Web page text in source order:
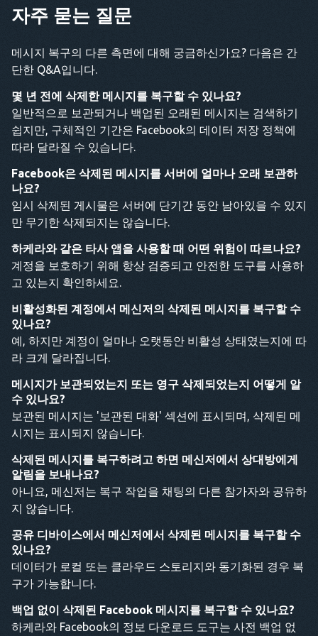
자주 묻는 질문
메시지 복구의 다른 측면에 대해 궁금하신가요? 다음은 간
단한 Q&A입니다.
몇 년 전에 삭제한 메시지를 복구할 수 있나요?
일반적으로 보관되거나 백업된 오래된 메시지는 검색하기
쉽지만, 구체적인 기간은 Facebook의 데이터 저장 정책에
따라 달라질 수 있습니다.
Facebook은 삭제된 메시지를 서버에 얼마나 오래 보관하
나요?
임시 삭제된 게시물은 서버에 단기간 동안 남아있을 수 있지
만 무기한 삭제되지는 않습니다.
하케라와 같은 타사 앱을 사용할 때 어떤 위험이 따르나요?
계정을 보호하기 위해 항상 검증되고 안전한 도구를 사용하
고 있는지 확인하세요.
비활성화된 계정에서 메신저의 삭제된 메시지를 복구할 수
있나요?
예, 하지만 계정이 얼마나 오랫동안 비활성 상태였는지에 따
라 크게 달라집니다.
메시지가 보관되었는지 또는 영구 삭제되었는지 어떻게 알
수 있나요?
보관된 메시지는 '보관된 대화' 섹션에 표시되며, 삭제된 메
시지는 표시되지 않습니다.
삭제된 메시지를 복구하려고 하면 메신저에서 상대방에게
알림을 보내나요?
아니요, 메신저는 복구 작업을 채팅의 다른 참가자와 공유하
지 않습니다.
공유 디바이스에서 메신저에서 삭제된 메시지를 복구할 수
있나요?
데이터가 로컬 또는 클라우드 스토리지와 동기화된 경우 복
구가 가능합니다.
백업 없이 삭제된 Facebook 메시지를 복구할 수 있나요?
하케라와 Facebook의 정보 다운로드 도구는 사전 백업 없